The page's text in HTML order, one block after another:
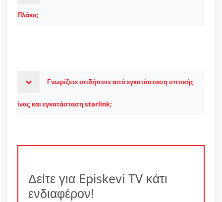
Πλάκα;
Γνωρίζετε οτιδήποτε από εγκατάσταση οπτικής
ίνας και εγκατάσταση starlink;
Δείτε για Episkevi TV κάτι
ενδιαφέρον!